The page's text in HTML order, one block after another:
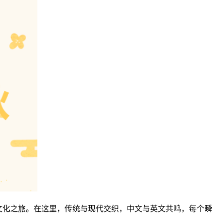
之旅。在这里，传统与现代交织，中文与英文共鸣，每个瞬